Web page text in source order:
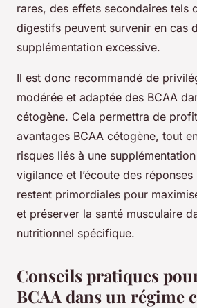
rares, des effets secondaires tels
digestifs peuvent survenir en cas
supplémentation excessive.
Il est donc recommandé de
modérée et adaptée des BCAA
cétogène. Cela permettra de
avantages BCAA cétogène, tout
risques liés à une
vigilance et l’écoute des
restent primordiales pour
et préserver la santé musculaire
nutritionnel spécifique.
Conseils pratiques
BCAA dans un régime